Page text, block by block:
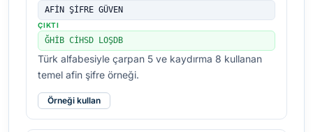
AFİN ŞİFRE GÜVEN
ÇIKTI
ĞHİB CİHSD LOŞDB
Türk alfabesiyle çarpan 5 ve kaydırma 8 kullanan
temel afin şifre örneği.
Örneği kullan